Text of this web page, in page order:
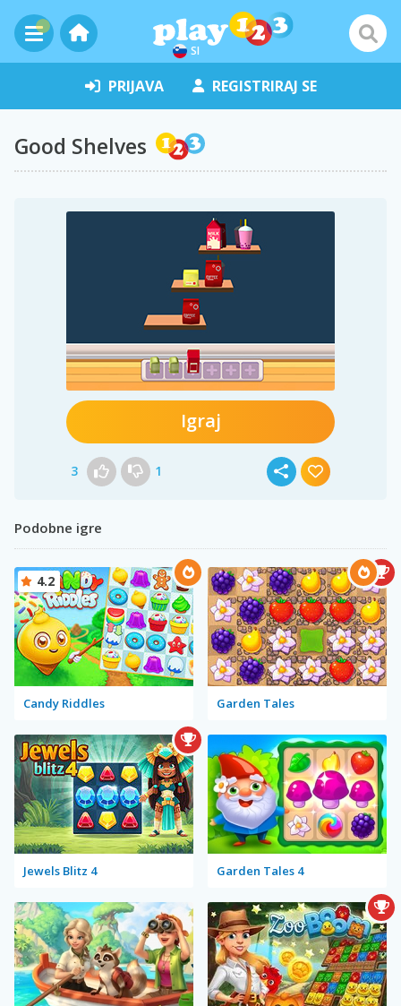
SI
PRIJAVA REGISTRIRAJ SE
Good Shelves
Igraj
3 1
Podobne igre
Candy Riddles
4.2
Garden Tales
Jewels Blitz 4 Garden Tales 4